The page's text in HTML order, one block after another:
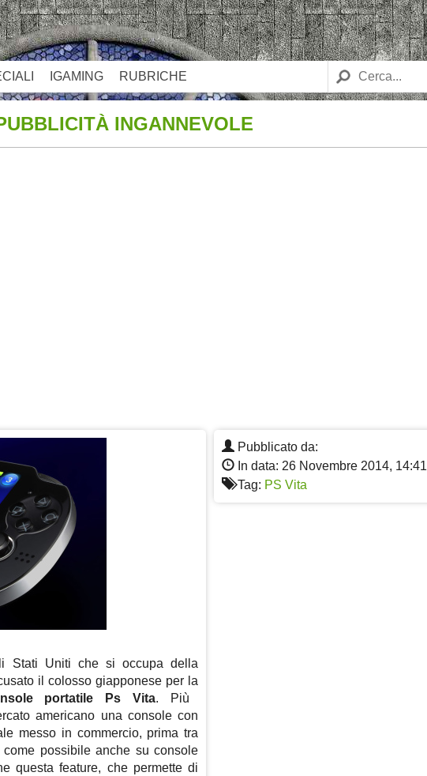
IGAMING RUBRICHE
INGANNEVOLE
Pubblicato da:
In data: 26 Novembre 2014, 14:41
Tag: PS Vita
Stati Uniti che si occupa della
il colosso giapponese per la
portatile Ps Vita. Più
americano una console con
messo in commercio, prima tra
come possibile anche su console
questa feature, che permette di